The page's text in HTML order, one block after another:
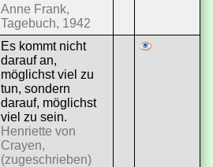
Anne Frank,
Tagebuch, 1942
Es kommt nicht
darauf an,
möglichst viel zu
tun, sondern
darauf, möglichst
viel zu sein.
Henriette von
Crayen,
(zugeschrieben)